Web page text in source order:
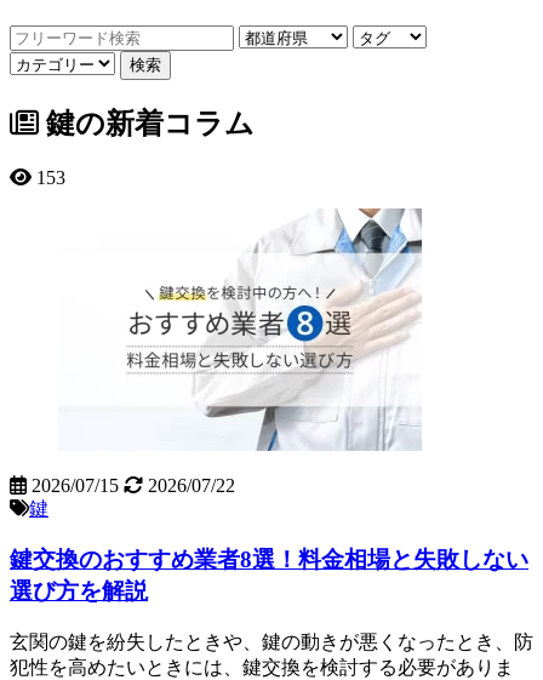
鍵の新着コラム
153
2026/07/15
2026/07/22
鍵
鍵交換のおすすめ業者8選！料金相場と失敗しない
選び方を解説
玄関の鍵を紛失したときや、鍵の動きが悪くなったとき、防
犯性を高めたいときには、鍵交換を検討する必要がありま